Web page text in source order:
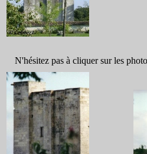
N'hésitez pas à cliquer sur les